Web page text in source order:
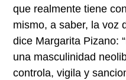
que realmente tiene
mismo, a saber, la voz
dice Margarita Pizano:
una masculinidad
controla, vigila y